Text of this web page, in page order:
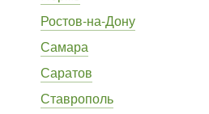
Ростов-на-Дону
Самара
Саратов
Ставрополь